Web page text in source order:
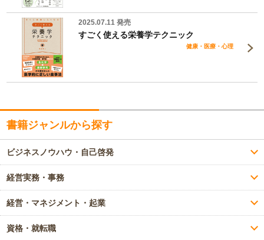
2025.07.11 発売
すごく使える栄養学テクニック
健康・医療・心理
書籍ジャンルから探す
ビジネスノウハウ・自己啓発
経営実務・事務
経営・マネジメント・起業
資格・就転職